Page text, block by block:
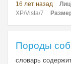
16 лет назад
XP/Vista/7
Породы
словарь